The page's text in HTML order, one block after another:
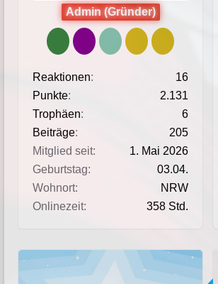
Admin (Gründer)
Reaktionen
16
Punkte
2.131
Trophäen
6
Beiträge
205
Mitglied seit
1. Mai 2026
Geburtstag
03.04.
Wohnort
NRW
Onlinezeit
358 Std.